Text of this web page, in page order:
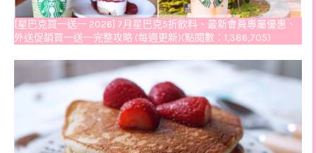
[星巴克買一送一 2026] 7月星巴克5折飲料、最新會員專屬優惠、
外送促銷買一送一完整攻略 (每週更新)(點閱數：1,386,705)